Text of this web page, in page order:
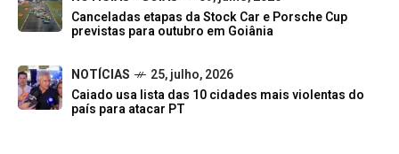
Canceladas etapas da Stock Car e Porsche Cup
previstas para outubro em Goiânia
NOTÍCIAS
25, julho, 2026
Caiado usa lista das 10 cidades mais violentas do
país para atacar PT